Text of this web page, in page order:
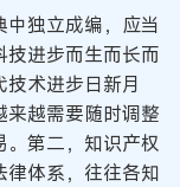
独立成编，应当
技进步而生而长而
术进步日新月
来越需要随时调整
第二，知识产权
律体系，往往各知